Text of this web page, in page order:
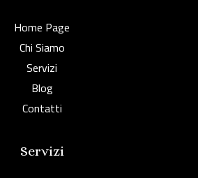
Home Page
Chi Siamo
Servizi
Blog
Contatti
Servizi